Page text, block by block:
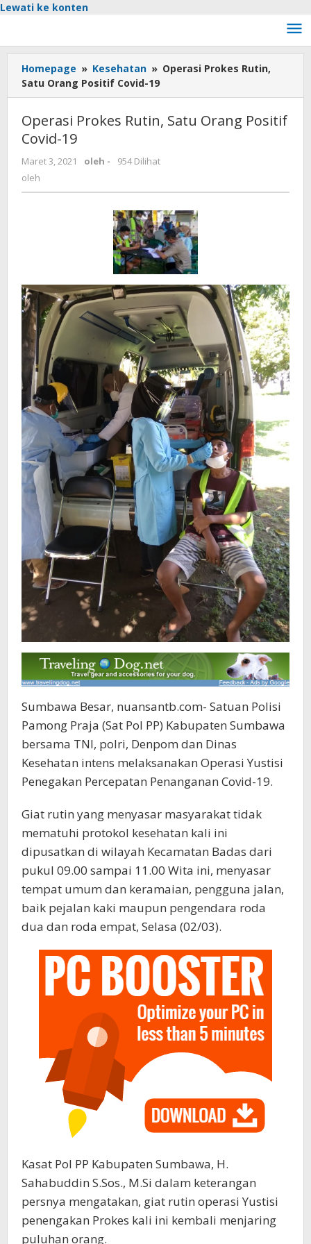
Lewati ke konten
Homepage » Kesehatan » Operasi Prokes Rutin,
Satu Orang Positif Covid-19
Operasi Prokes Rutin, Satu Orang Positif
Covid-19
Maret 3, 2021 oleh -
954 Dilihat
oleh
Sumbawa Besar, nuansantb.com- Satuan Polisi
Pamong Praja (Sat Pol PP) Kabupaten Sumbawa
bersama TNI, polri, Denpom dan Dinas
Kesehatan intens melaksanakan Operasi Yustisi
Penegakan Percepatan Penanganan Covid-19.
Giat rutin yang menyasar masyarakat tidak
mematuhi protokol kesehatan kali ini
dipusatkan di wilayah Kecamatan Badas dari
pukul 09.00 sampai 11.00 Wita ini, menyasar
tempat umum dan keramaian, pengguna jalan,
baik pejalan kaki maupun pengendara roda
dua dan roda empat, Selasa (02/03).
Kasat Pol PP Kabupaten Sumbawa, H.
Sahabuddin S.Sos., M.Si dalam keterangan
persnya mengatakan, giat rutin operasi Yustisi
penengakan Prokes kali ini kembali menjaring
puluhan orang.